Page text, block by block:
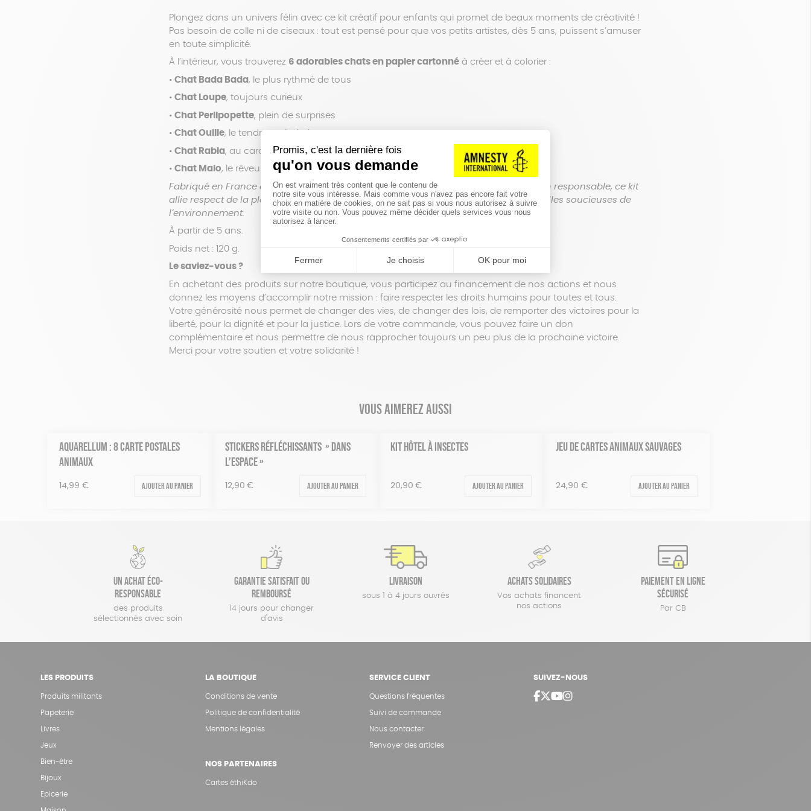
Plongez dans un univers félin avec ce kit créatif pour enfants qui promet de beaux moments de créativité !
Pas besoin de colle ni de ciseaux : tout est pensé pour que vos petits artistes, dès 5 ans, puissent s’amuser
en toute simplicité.
À l’intérieur, vous trouverez 6 adorables chats en papier cartonné à créer et à colorier :
•Chat Bada Bada, le plus rythmé de tous
•Chat Loupe, toujours curieux
•Chat Perlipopette, plein de surprises
•Chat Ouille, le tendre maladroit
•Chat Rabia, au caractère bien trempé
•Chat Malo, le rêveur des mers
Fabriqué en France à partir de papier recyclable, dans une démarche de production responsable, ce kit
allie respect de la planète et fabrication locale pour le plus grand bonheur des familles soucieuses de
l’environnement.
À partir de 5 ans.
Poids net : 120 g.
Le saviez-vous ?
En achetant des produits sur notre boutique, vous participez au financement de nos actions et nous
donnez les moyens d’accomplir notre mission : faire respecter les droits humains pour toutes et tous.
Votre générosité nous permet de changer des vies, de changer des lois, de remporter des victoires pour la
liberté, pour la dignité et pour la justice. Lors de votre commande, vous pouvez faire un don
complémentaire et nous permettre de nous rapprocher toujours un peu plus de la prochaine victoire.
Merci pour votre soutien et votre solidarité !
Vous aimerez aussi
AQUARELLUM : 8 CARTE POSTALES
ANIMAUX
14,99 € Ajouter au panier
STICKERS RÉFLÉCHISSANTS » DANS
L’ESPACE »
12,90 € Ajouter au panier
KIT HÔTEL À INSECTES
20,90 € Ajouter au panier
JEU DE CARTES ANIMAUX SAUVAGES
24,90 € Ajouter au panier
Un achat éco-
responsable
des produits
sélectionnés avec soin
Garantie satisfait ou
remboursé
14 jours pour changer
d'avis
Livraison
sous 1 à 4 jours ouvrés
Achats solidaires
Vos achats financent
nos actions
Paiement en ligne
sécurisé
Par CB
LES PRODUITS
Produits militants
Papeterie
Livres
Jeux
Bien-être
Bijoux
Epicerie
LA BOUTIQUE
Conditions de vente
Politique de confidentialité
Mentions légales
NOS PARTENAIRES
Cartes éthiKdo
SERVICE CLIENT
Questions fréquentes
Suivi de commande
Nous contacter
Renvoyer des articles
SUIVEZ-NOUS